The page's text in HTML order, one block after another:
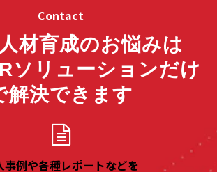
Contact
材育成のお悩みは
ソリューションだけ
解決できます
事例や各種レポートなどを